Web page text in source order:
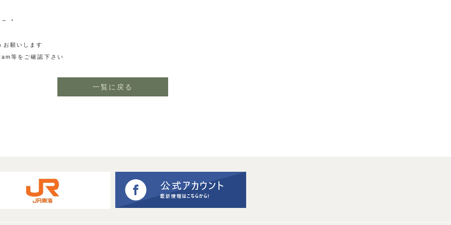
・
お願いします
等をご確認下さい
一覧に戻る